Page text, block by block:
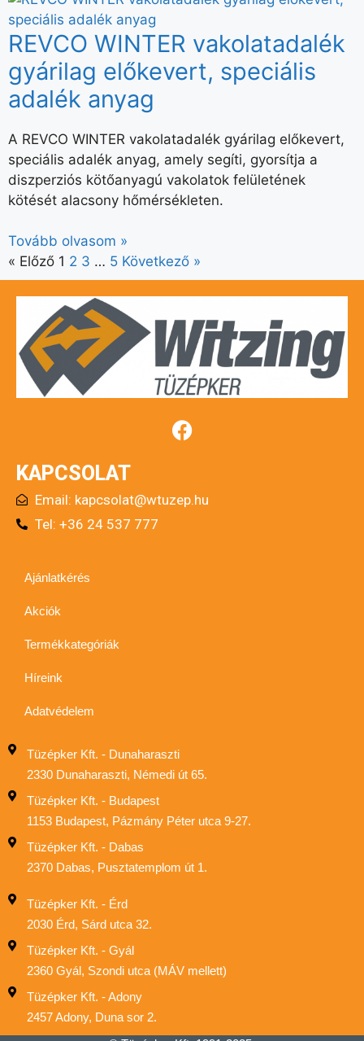
REVCO WINTER vakolatadalék
gyárilag előkevert, speciális
adalék anyag
A REVCO WINTER vakolatadalék gyárilag előkevert,
speciális adalék anyag, amely segíti, gyorsítja a
diszperziós kötőanyagú vakolatok felületének
kötését alacsony hőmérsékleten.
Tovább olvasom »
« Előző 1 2 3 … 5 Következő »
KAPCSOLAT
Email: kapcsolat@wtuzep.hu
Tel: +36 24 537 777
Ajánlatkérés
Akciók
Termékkategóriák
Híreink
Adatvédelem
Tüzépker Kft. - Dunaharaszti
2330 Dunaharaszti, Némedi út 65.
Tüzépker Kft. - Budapest
1153 Budapest, Pázmány Péter utca 9-27.
Tüzépker Kft. - Dabas
2370 Dabas, Pusztatemplom út 1.
Tüzépker Kft. - Érd
2030 Érd, Sárd utca 32.
Tüzépker Kft. - Gyál
2360 Gyál, Szondi utca (MÁV mellett)
Tüzépker Kft. - Adony
2457 Adony, Duna sor 2.